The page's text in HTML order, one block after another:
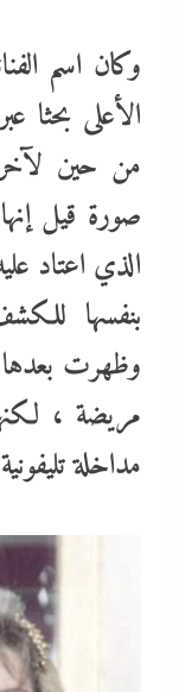
وكان اسم
من حين
صورة قيل
بنفسها
وظهرت
مريضة ،
مداخلة